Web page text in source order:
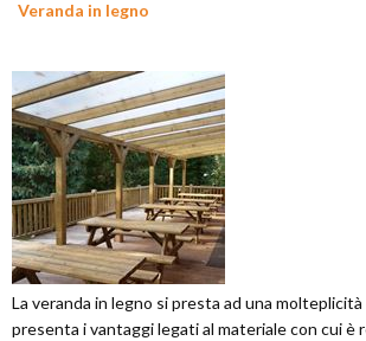
Veranda in legno
La veranda in legno si presta ad una
presenta i vantaggi legati al materiale con cui è